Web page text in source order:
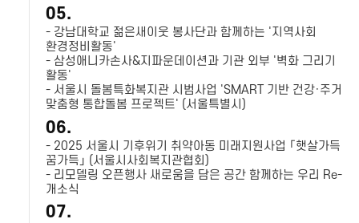
05.
- 강남대학교 젊은새이웃 봉사단과 함께하는 '지역사회
환경정비활동'
- 삼성애니카손사&지파운데이션과 기관 외부 '벽화 그리기
활동'
- 서울시 돌봄특화복지관 시범사업 'SMART 기반 건강·주거
맞춤형 통합돌봄 프로젝트' (서울특별시)
06.
- 2025 서울시 기후위기 취약아동 미래지원사업 「햇살가득
꿈가득」 (서울시사회복지관협회)
- 리모델링 오픈행사 새로움을 담은 공간 함께하는 우리 Re-
개소식
07.